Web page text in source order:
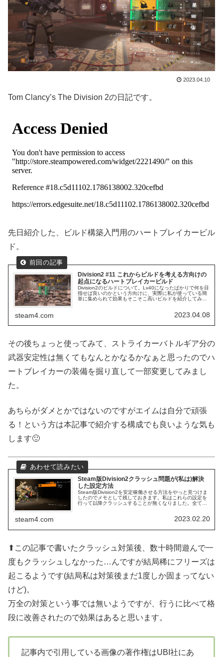
2023.04.10
Tom Clancy’s The Division 2の日記です。
先日紹介した、ビルド構築入門用のハートブレイカービル
ド。
Division2 #11 これからビルドを考える方向けの
起点になるハートブレイカービルド
Division2のビルドについて。Lv40になったばかりで何を目
指せば良いのかという方向けに、実際に私が使っている簡
単に集められて効果もそこそこ高いビルドを紹介してみま
steam4.com 2023.04.08
その後ちょっと使ってみて、ストライカーバトルギア分の
武器安定性は無くてもなんとかなるかなぁと思ったのでハ
ートブレイカーの装備を掘り直して一部変更してみまし
た。
あちらがダメとかではないのですがエイムは自分で頑張
る！という方は本記事で紹介する構成でも良いような気も
します🙂
Steam版Division2クラッシュ問題が(私は)解決
した設定方法
Steam版Division2を安定稼働させる方法をやっと見つけま
したのでメモとして残しておきます。私はこれらの設定を
行って以降クラッシュすることが無くなりました。全ての
steam4.com 2023.02.20
⬆この記事で書いたクラッシュ対策後、数十時間遊んで一
度もクラッシュしなかった…んですが結局稀にフリーズは
起こるようです(結局私は対策後まだ1度しか固まってない
けど)。
万全の対策という事では無いようですが、行うに比べて格
段に改善されたので効果はあると思います。
記事内で引用している画像の著作権はUBI社にあ